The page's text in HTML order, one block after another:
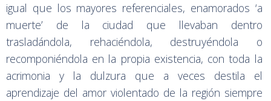
igual que los mayores referenciales, enamorados ‘a
muerte’ de la ciudad que llevaban dentro
trasladándola, rehaciéndola, destruyéndola o
recomponiéndola en la propia existencia, con toda la
acrimonia y la dulzura que a veces destila el
aprendizaje del amor violentado de la región siempre